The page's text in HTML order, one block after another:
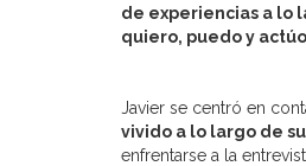
de experiencias a lo
quiero, puedo y
Javier se centró en
vivido a lo largo de
enfrentarse a la